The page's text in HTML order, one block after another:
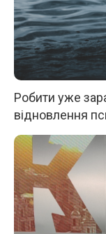
Робити уже
відновлення